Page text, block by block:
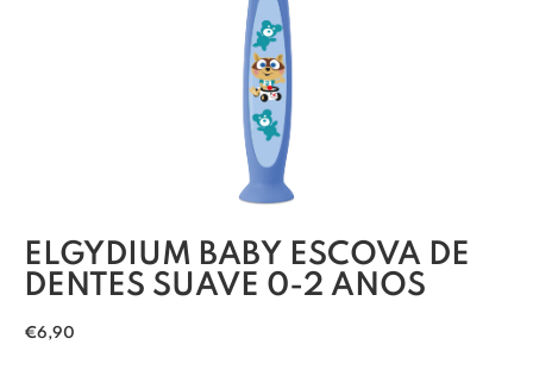
ELGYDIUM BABY ESCOVA DE
DENTES SUAVE 0-2 ANOS
€6,90